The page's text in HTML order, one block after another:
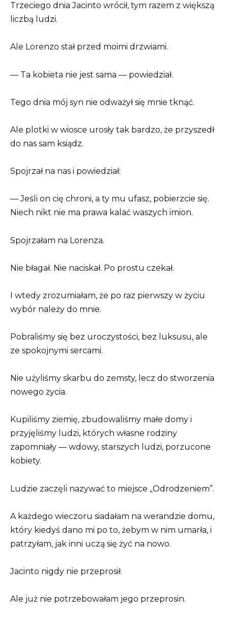
Trzeciego dnia Jacinto wrócił, tym razem z większą
liczbą ludzi.
Ale Lorenzo stał przed moimi drzwiami.
— Ta kobieta nie jest sama — powiedział.
Tego dnia mój syn nie odważył się mnie tknąć.
Ale plotki w wiosce urosły tak bardzo, że przyszedł
do nas sam ksiądz.
Spojrzał na nas i powiedział:
— Jeśli on cię chroni, a ty mu ufasz, pobierzcie się.
Niech nikt nie ma prawa kalać waszych imion.
Spojrzałam na Lorenza.
Nie błagał. Nie naciskał. Po prostu czekał.
I wtedy zrozumiałam, że po raz pierwszy w życiu
wybór należy do mnie.
Pobraliśmy się bez uroczystości, bez luksusu, ale
ze spokojnymi sercami.
Nie użyliśmy skarbu do zemsty, lecz do stworzenia
nowego życia.
Kupiliśmy ziemię, zbudowaliśmy małe domy i
przyjęliśmy ludzi, których własne rodziny
zapomniały — wdowy, starszych ludzi, porzucone
kobiety.
Ludzie zaczęli nazywać to miejsce „Odrodzeniem”.
A każdego wieczoru siadałam na werandzie domu,
który kiedyś dano mi po to, żebym w nim umarła, i
patrzyłam, jak inni uczą się żyć na nowo.
Jacinto nigdy nie przeprosił.
Ale już nie potrzebowałam jego przeprosin.